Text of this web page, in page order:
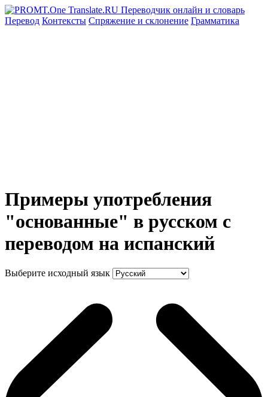
Перевод Контексты Спряжение и склонение Грамматика
Примеры употребления
"основанные" в русском с
переводом на испанский
Выберите исходный язык